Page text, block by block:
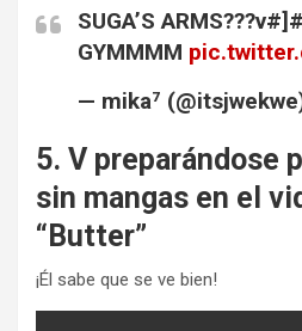
SUGA’S
GYMMMM
— mika⁷
5. V preparándose
sin mangas en el
“Butter”
¡Él sabe que se ve bien!